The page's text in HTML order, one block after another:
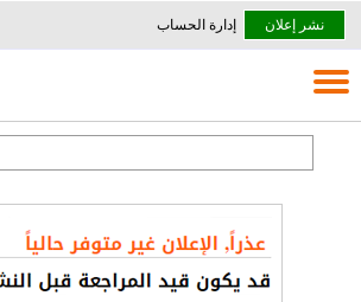
نشر إعلان إدارة الحساب